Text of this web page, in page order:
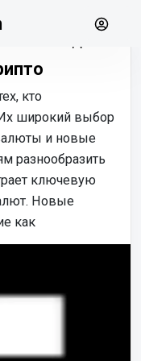
кто
широкий выбор
и новые
разнообразить
ключевую
Новые
как